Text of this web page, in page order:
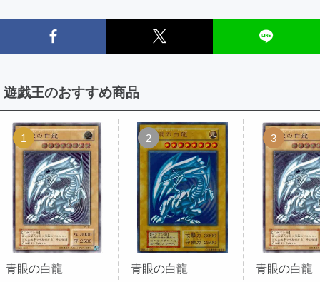
遊戯王のおすすめ商品
1
青眼の白龍
2
青眼の白龍
3
青眼の白龍